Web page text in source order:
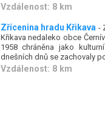
Vzdálenost: 8 km
Zřícenina hradu Křikava -
Křikava nedaleko obce
1958 chráněna jako
dnešních dnů se zachovaly
Vzdálenost: 8 km